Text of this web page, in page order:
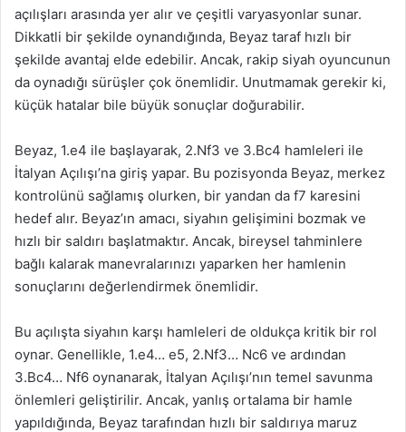
açılışları arasında yer alır ve çeşitli varyasyonlar sunar.
Dikkatli bir şekilde oynandığında, Beyaz taraf hızlı bir
şekilde avantaj elde edebilir. Ancak, rakip siyah oyuncunun
da oynadığı sürüşler çok önemlidir. Unutmamak gerekir ki,
küçük hatalar bile büyük sonuçlar doğurabilir.
Beyaz, 1.e4 ile başlayarak, 2.Nf3 ve 3.Bc4 hamleleri ile
İtalyan Açılışı’na giriş yapar. Bu pozisyonda Beyaz, merkez
kontrolünü sağlamış olurken, bir yandan da f7 karesini
hedef alır. Beyaz’ın amacı, siyahın gelişimini bozmak ve
hızlı bir saldırı başlatmaktır. Ancak, bireysel tahminlere
bağlı kalarak manevralarınızı yaparken her hamlenin
sonuçlarını değerlendirmek önemlidir.
Bu açılışta siyahın karşı hamleleri de oldukça kritik bir rol
oynar. Genellikle, 1.e4… e5, 2.Nf3… Nc6 ve ardından
3.Bc4… Nf6 oynanarak, İtalyan Açılışı’nın temel savunma
önlemleri geliştirilir. Ancak, yanlış ortalama bir hamle
yapıldığında, Beyaz tarafından hızlı bir saldırıya maruz